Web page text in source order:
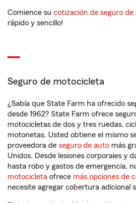
Comience su cotización de seguro de
rápido y sencillo!
Seguro de motocicleta
¿Sabía que State Farm ha ofrecido
desde 1962? State Farm ofrece
motocicletas de dos y tres ruedas,
motonetas. Usted obtiene el mismo
proveedora de seguro de auto más
Unidos. Desde lesiones corporales y
hasta robo y gastos de emergencia,
motocicleta ofrece más opciones de
necesite agregar cobertura adicional